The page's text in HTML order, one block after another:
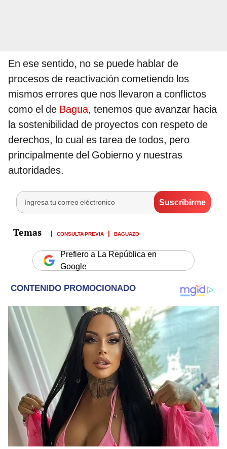
En ese sentido, no se puede hablar de
procesos de reactivación cometiendo los
mismos errores que nos llevaron a conflictos
como el de Bagua, tenemos que avanzar hacia
la sostenibilidad de proyectos con respeto de
derechos, lo cual es tarea de todos, pero
principalmente del Gobierno y nuestras
autoridades.
CONSULTA PREVIA BAGUAZO
Prefiero a La República en
Google